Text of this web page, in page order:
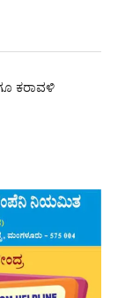
ಕರಾವಳಿ